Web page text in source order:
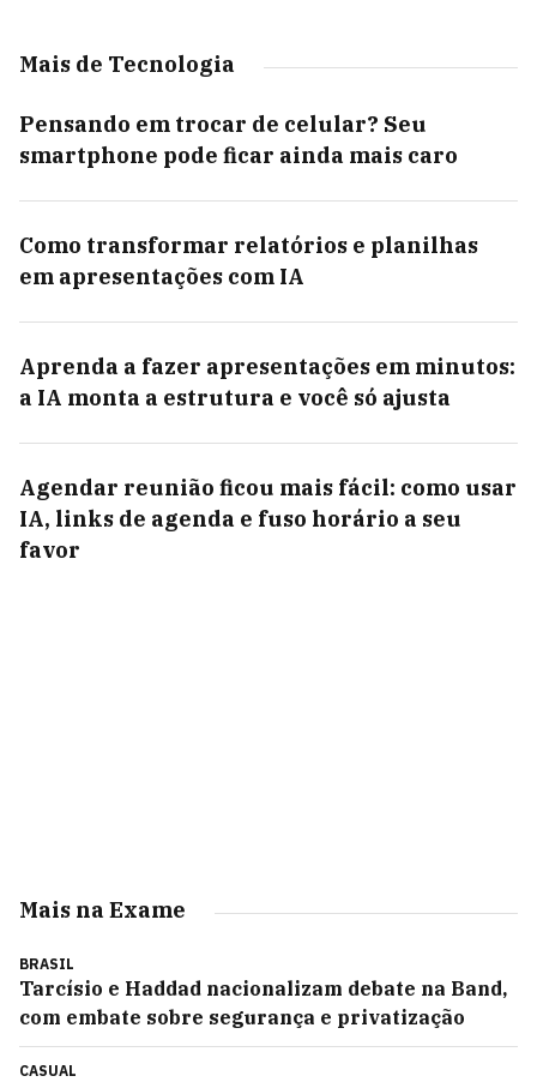
Mais de Tecnologia
Pensando em trocar de celular? Seu
smartphone pode ficar ainda mais caro
Como transformar relatórios e planilhas
em apresentações com IA
Aprenda a fazer apresentações em minutos:
a IA monta a estrutura e você só ajusta
Agendar reunião ficou mais fácil: como usar
IA, links de agenda e fuso horário a seu
favor
Mais na Exame
BRASIL
Tarcísio e Haddad nacionalizam debate na Band,
com embate sobre segurança e privatização
CASUAL